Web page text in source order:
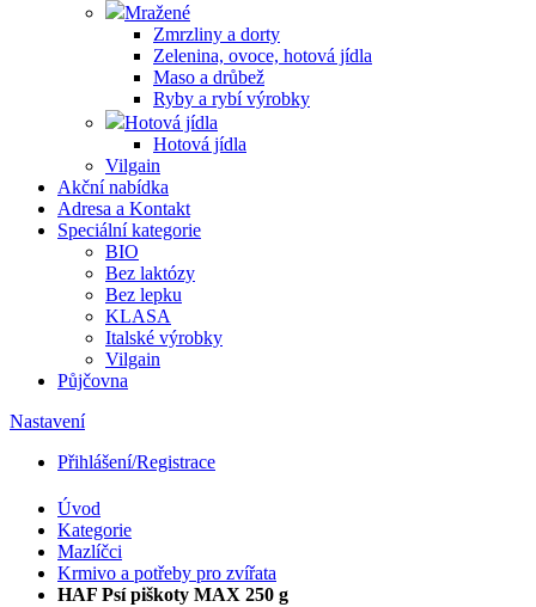
Mražené
Zmrzliny a dorty
Zelenina, ovoce, hotová jídla
Maso a drůbež
Ryby a rybí výrobky
Hotová jídla
Hotová jídla
Vilgain
Akční nabídka
Adresa a Kontakt
Speciální kategorie
BIO
Bez laktózy
Bez lepku
KLASA
Italské výrobky
Vilgain
Půjčovna
Nastavení
Přihlášení/Registrace
Úvod
Kategorie
Mazlíčci
Krmivo a potřeby pro zvířata
HAF Psí piškoty MAX 250 g